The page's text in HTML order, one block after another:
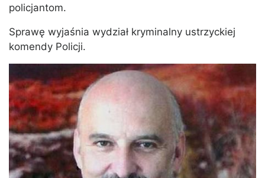
policjantom.
Sprawę wyjaśnia wydział kryminalny ustrzyckiej
komendy Policji.